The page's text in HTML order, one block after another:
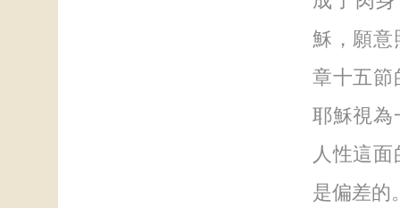
穌，願意
章十五節
耶穌視為
人性這
是偏差的